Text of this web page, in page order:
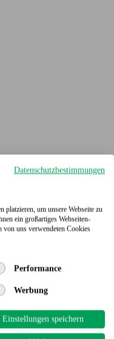
Datenschutzbestimmungen
platzieren, um unsere Webseite zu
ein großartiges Webseiten-
von uns verwendeten Cookies
Performance
Werbung
Einstellungen speichern